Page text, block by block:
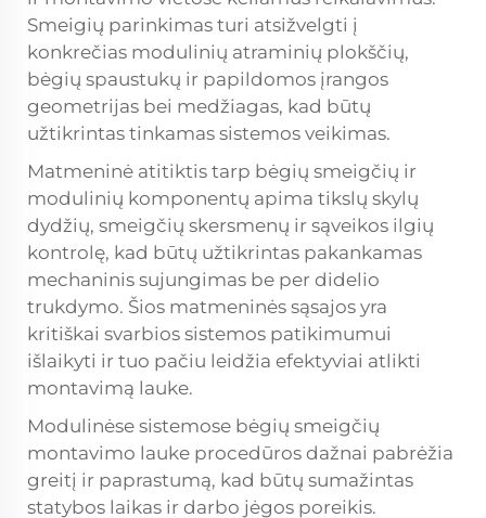
Smeigių parinkimas turi atsižvelgti į
konkrečias modulinių atraminių plokščių,
bėgių spaustukų ir papildomos įrangos
geometrijas bei medžiagas, kad būtų
užtikrintas tinkamas sistemos veikimas.
Matmeninė atitiktis tarp bėgių smeigčių ir
modulinių komponentų apima tikslų skylų
dydžių, smeigčių skersmenų ir sąveikos ilgių
kontrolę, kad būtų užtikrintas pakankamas
mechaninis sujungimas be per didelio
trukdymo. Šios matmeninės sąsajos yra
kritiškai svarbios sistemos patikimumui
išlaikyti ir tuo pačiu leidžia efektyviai atlikti
montavimą lauke.
Modulinėse sistemose bėgių smeigčių
montavimo lauke procedūros dažnai pabrėžia
greitį ir paprastumą, kad būtų sumažintas
statybos laikas ir darbo jėgos poreikis.